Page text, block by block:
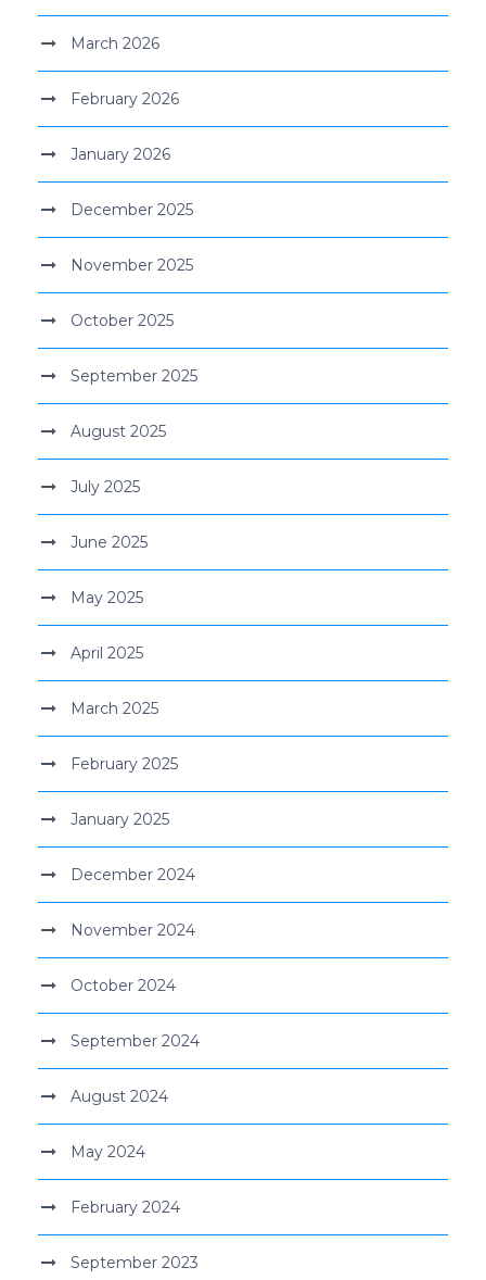
March 2026
February 2026
January 2026
December 2025
November 2025
October 2025
September 2025
August 2025
July 2025
June 2025
May 2025
April 2025
March 2025
February 2025
January 2025
December 2024
November 2024
October 2024
September 2024
August 2024
May 2024
February 2024
September 2023